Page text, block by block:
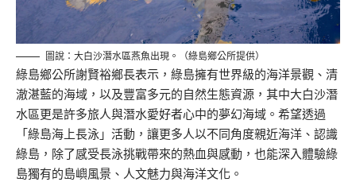
圖說：大白沙潛水區燕魚出現。（綠島鄉公所提供）
綠島鄉公所謝賢裕鄉長表示，綠島擁有世界級的海洋景觀、清
澈湛藍的海域，以及豐富多元的自然生態資源，其中大白沙潛
水區更是許多旅人與潛水愛好者心中的夢幻海域。希望透過
「綠島海上長泳」活動，讓更多人以不同角度親近海洋、認識
綠島，除了感受長泳挑戰帶來的熱血與感動，也能深入體驗綠
島獨有的島嶼風景、人文魅力與海洋文化。